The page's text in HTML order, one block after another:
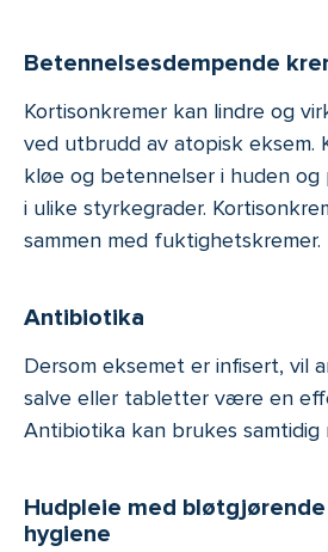
Betennelsesdempende
Kortisonkremer kan lindre og
ved utbrudd av atopisk eksem.
kløe og betennelser i huden og
i ulike styrkegrader.
sammen med fuktighetskremer.
Antibiotika
Dersom eksemet er infisert, vil
salve eller tabletter være en
Antibiotika kan brukes samtidig
Hudpleie med
hygiene